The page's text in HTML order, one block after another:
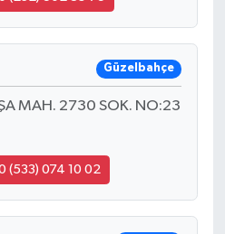
Güzelbahçe
MAH. 2730 SOK. NO:23
(533) 074 10 02